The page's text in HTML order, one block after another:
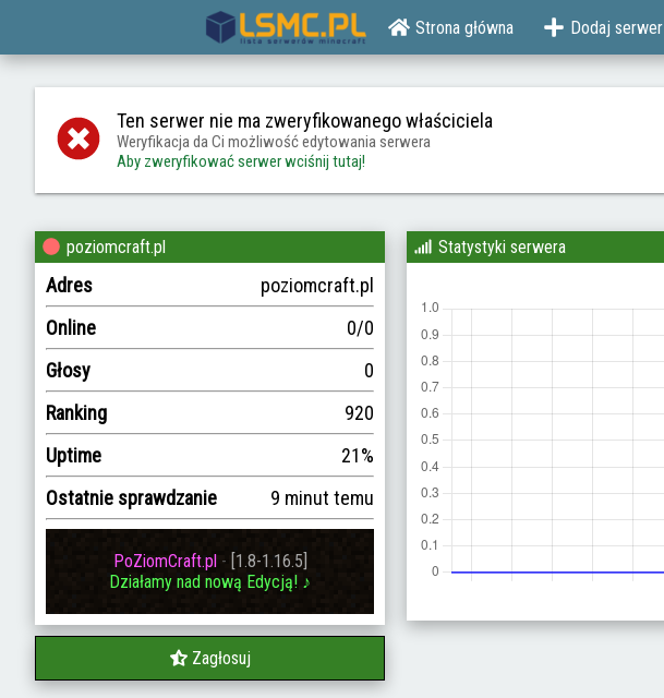
Strona główna Dodaj serwer
Ten serwer nie ma zweryfikowanego właściciela
Weryfikacja da Ci możliwość edytowania serwera
Aby zweryfikować serwer wciśnij tutaj!
poziomcraft.pl
Adres
poziomcraft.pl
Online
0/0
Głosy
0
Ranking
920
Uptime
21%
Ostatnie sprawdzanie
9 minut temu
PoZiomCraft.pl - [1.8-1.16.5]
Działamy nad nową Edycją! ♪
Zagłosuj
Statystyki serwera